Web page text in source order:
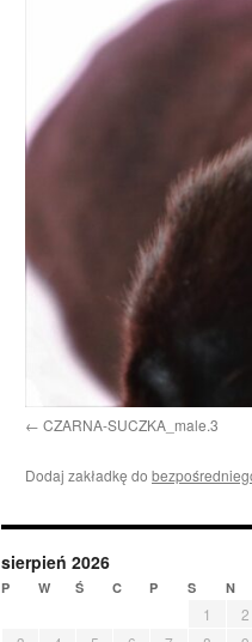
CZARNA-SUCZKA_male.3
Dodaj zakładkę do
sierpień 2026
P W Ś C P S N
1
2